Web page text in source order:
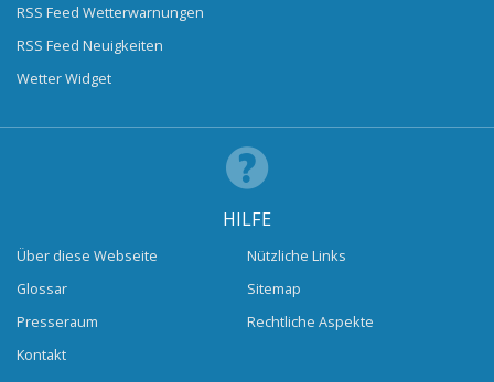
RSS Feed Wetterwarnungen
RSS Feed Neuigkeiten
Wetter Widget
HILFE
Über diese Webseite
Glossar
Presseraum
Kontakt
Nützliche Links
Sitemap
Rechtliche Aspekte